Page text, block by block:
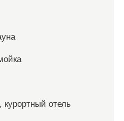
отель